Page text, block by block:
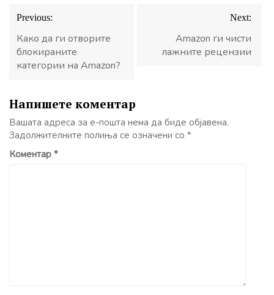
Навигација
на
напис
Previous:
Како да ги отворите
блокираните
категории на Amazon?
Next:
Amazon ги чисти
лажните рецензии
Напишете коментар
Вашата адреса за е-пошта нема да биде објавена.
Задолжителните полиња се означени со *
Коментар *